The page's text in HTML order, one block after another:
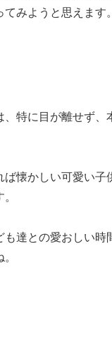
みようと思えます。
、特に目が離せず、
ば懐かしい可愛い子
も達との愛おしい時